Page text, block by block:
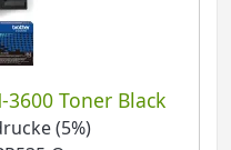
Toner Black
(5%)